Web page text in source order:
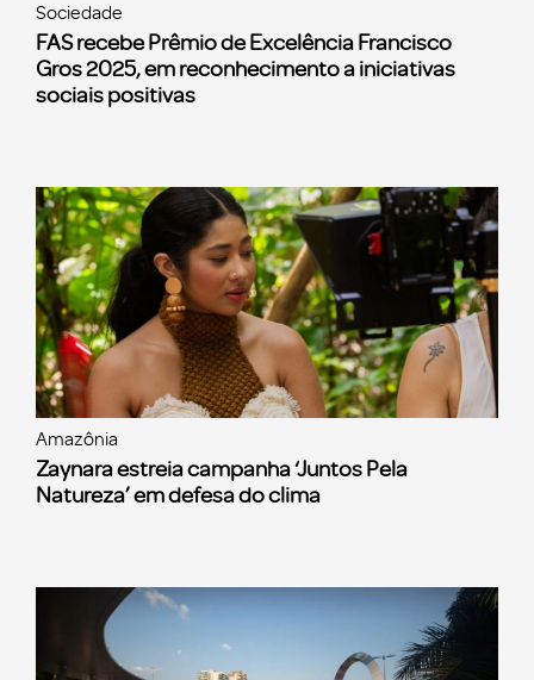
Sociedade
FAS recebe Prêmio de Excelência Francisco
Gros 2025, em reconhecimento a iniciativas
sociais positivas
Amazônia
Zaynara estreia campanha ‘Juntos Pela
Natureza’ em defesa do clima